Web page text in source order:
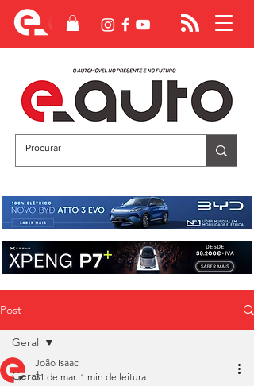
Post
Geral
Geral
João Isaac
31 de mar. 1 min de leitura